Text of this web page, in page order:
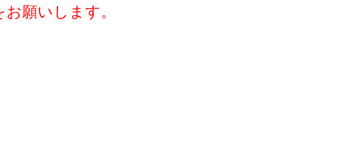
願いします。